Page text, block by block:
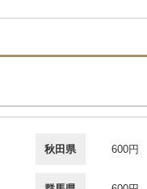
秋田県 600円